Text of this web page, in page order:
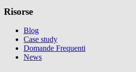
Risorse
Blog
Case study
Domande Frequenti
News